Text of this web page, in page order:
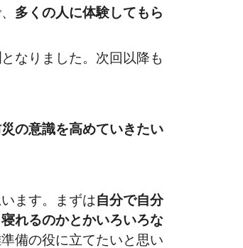
多くの人に体験してもら
となりました。次回以降も
の意識を高めていきたい
ます。まずは自分で自分
れるのかとかいろいろな
備の役に立てたいと思い